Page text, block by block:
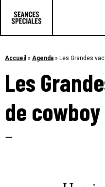
Les
Accueil » Agenda » Les Grandes
Les
de
–